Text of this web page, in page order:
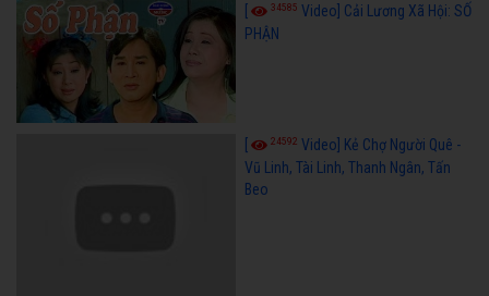
34585 Video] Cải Lương Xã Hội: SỐ
PHẬN
24592 Video] Kẻ Chợ Người Quê -
Vũ Linh, Tài Linh, Thanh Ngân, Tấn
Beo